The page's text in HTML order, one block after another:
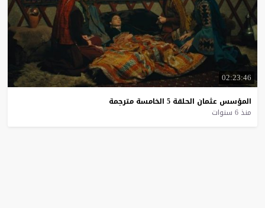
02:23:46
المؤسس عثمان الحلقة 5 الخامسة مترجمة
منذ 6 سنوات